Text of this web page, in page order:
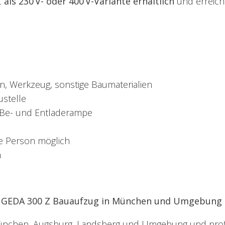
Werkzeug, sonstige Baumaterialien
und Entladerampe
Person möglich
300 Z Bauaufzug in München und Umgebung